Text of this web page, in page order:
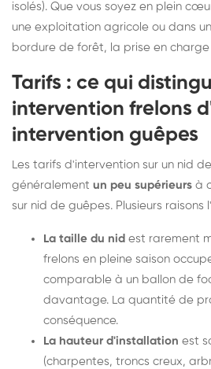
isolés). Que vous soyez en plein
une exploitation agricole ou dans
bordure de forêt, la prise en
Tarifs : ce qui
intervention frelons
intervention guêpes
Les tarifs d'intervention sur un nid
généralement un peu supérieurs à
sur nid de guêpes. Plusieurs raisons
La taille du nid est rarement
frelons en pleine saison
comparable à un ballon de
davantage. La quantité de
conséquence.
La hauteur d'installation est
(charpentes, troncs creux,